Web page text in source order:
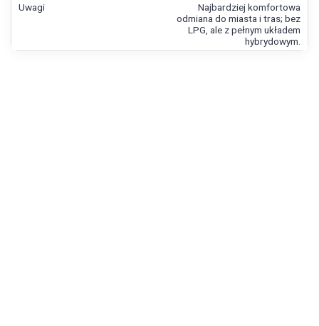
Najbardziej komfortowa
odmiana do miasta i tras; bez
LPG, ale z pełnym układem
hybrydowym.